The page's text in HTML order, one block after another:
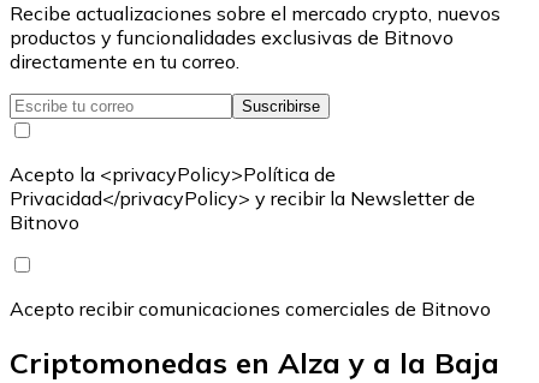
Recibe actualizaciones sobre el mercado crypto, nuevos
productos y funcionalidades exclusivas de Bitnovo
directamente en tu correo.
Suscribirse
Acepto la <privacyPolicy>Política de
Privacidad</privacyPolicy> y recibir la Newsletter de
Bitnovo
Acepto recibir comunicaciones comerciales de Bitnovo
Criptomonedas en Alza y a la Baja